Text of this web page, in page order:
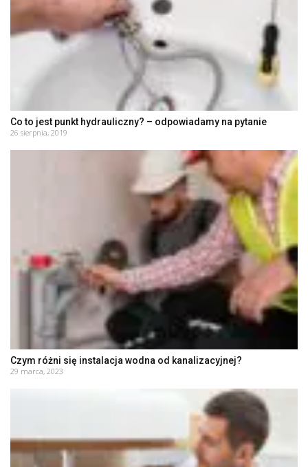
Co to jest punkt hydrauliczny? – odpowiadamy na pytanie
26 sierpnia, 2019
Czym różni się instalacja wodna od kanalizacyjnej?
29 marca, 2023